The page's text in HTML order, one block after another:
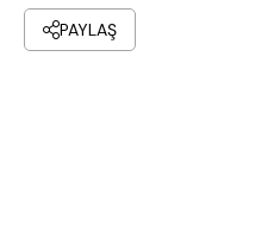
PAYLAŞ